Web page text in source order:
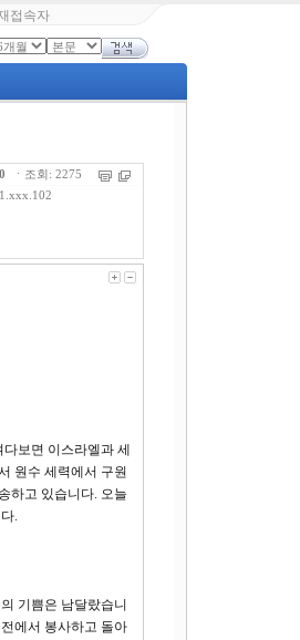
접속자
0 ㆍ조회: 2275
보면 이스라엘과 세
원수 세력에서 구원
하고 있습니다. 오늘
.
기쁨은 남달랐습니
에서 봉사하고 돌아